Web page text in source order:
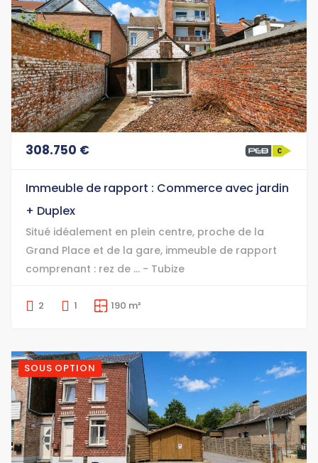
308.750 €
Immeuble de rapport : Commerce avec jardin
+ Duplex
Situé idéalement en plein centre, proche de la
Grand Place et de la gare, immeuble de rapport
comprenant : rez de ... - Tubize
2 1 190 m²
SOUS OPTION